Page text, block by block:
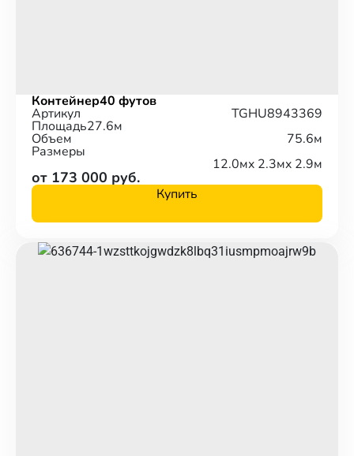
Контейнер40 футов
Артикул TGHU8943369
Площадь27.6м
Объем 75.6м
Размеры
12.0мx 2.3мx 2.9м
от 173 000 руб.
Купить